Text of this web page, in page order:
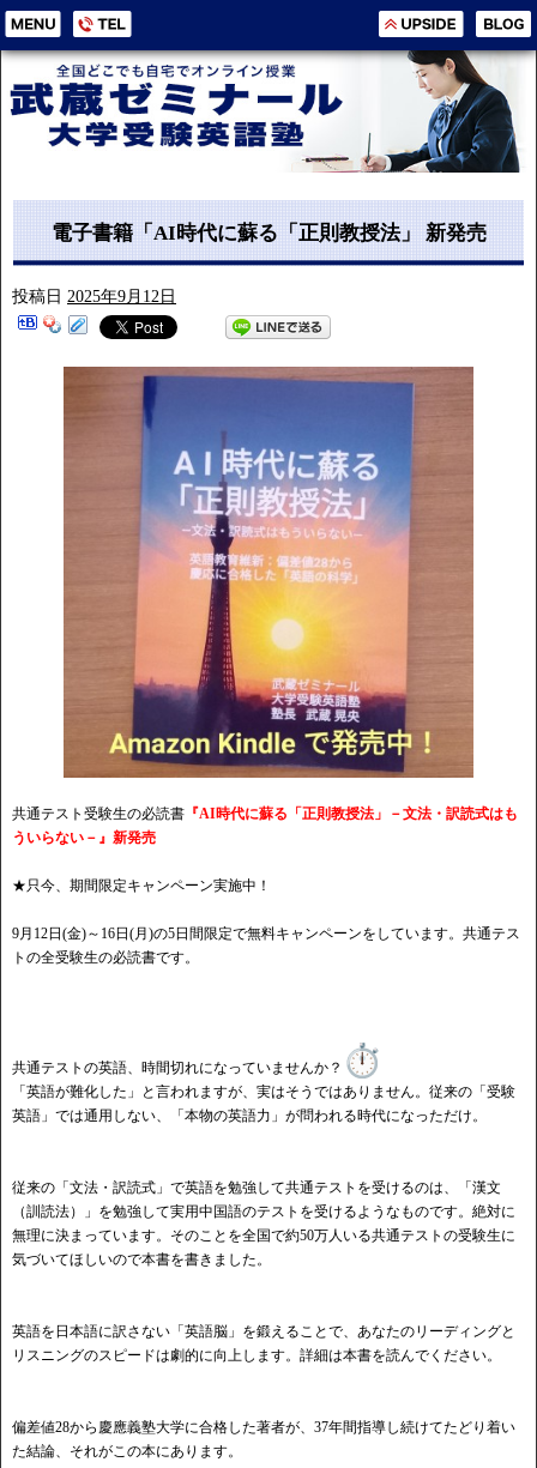
電子書籍「AI時代に蘇る「正則教授法」 新発売
投稿日 2025年9月12日
共通テスト受験生の必読書 『AI時代に蘇る「正則教授法」－文法・訳読式はも
ういらない－』新発売
★只今、期間限定キャンペーン実施中！
9月12日(金)～16日(月)の5日間限定で無料キャンペーンをしています。共通テス
トの全受験生の必読書です。
共通テストの英語、時間切れになっていませんか？
​「英語が難化した」と言われますが、実はそうではありません。 従来の「受験
英語」では通用しない、「本物の英語力」 が問われる時代になっただけ。
従来の「文法・訳読式」で英語を勉強して共通テストを受けるのは、「漢文
（訓読法）」を勉強して実用中国語のテストを受けるようなものです。絶対に
無理に決まっています。そのことを全国で約50万人いる共通テストの受験生に
気づいてほしいので本書を書きました。
​英語を日本語に訳さない「英語脳」を鍛えることで、 あなたのリーディングと
リスニングのスピードは劇的に向上します。詳細は本書を読んでください。
​偏差値28から慶應義塾大学に合格した著者が、 37年間指導し続けてたどり着い
た結論、 それがこの本にあります。